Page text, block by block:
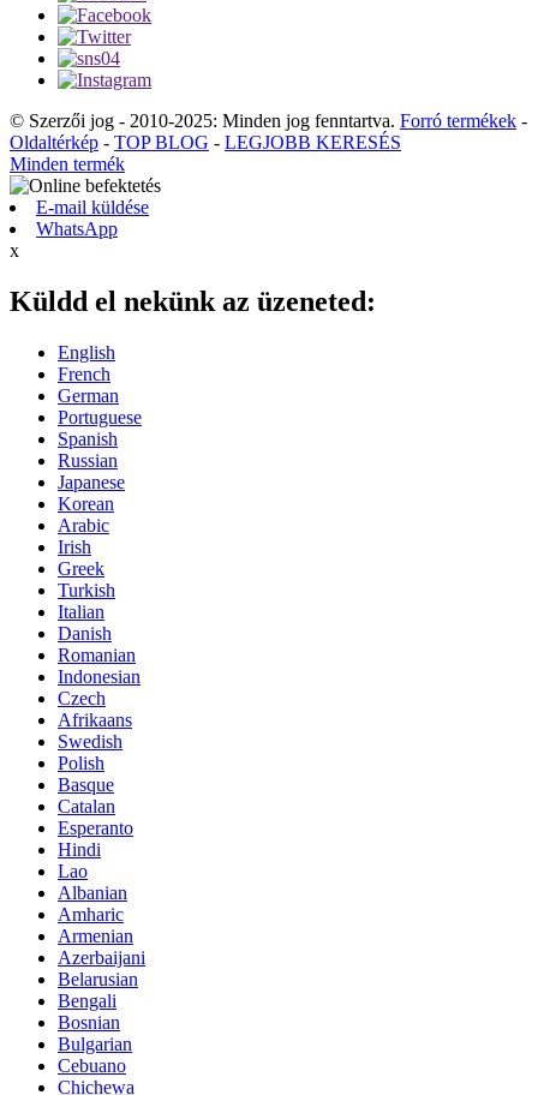
© Szerzői jog - 2010-2025: Minden jog fenntartva. Forró termékek -
Oldaltérkép - TOP BLOG - LEGJOBB KERESÉS
Minden termék
E-mail küldése
WhatsApp
x
Küldd el nekünk az üzeneted:
English
French
German
Portuguese
Spanish
Russian
Japanese
Korean
Arabic
Irish
Greek
Turkish
Italian
Danish
Romanian
Indonesian
Czech
Afrikaans
Swedish
Polish
Basque
Catalan
Esperanto
Hindi
Lao
Albanian
Amharic
Armenian
Azerbaijani
Belarusian
Bengali
Bosnian
Bulgarian
Cebuano
Chichewa